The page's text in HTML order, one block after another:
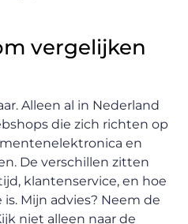
vergelijken
Alleen al in Nederland
die zich richten op
en
De verschillen zitten
klantenservice, en hoe
Mijn advies? Neem de
niet alleen naar de